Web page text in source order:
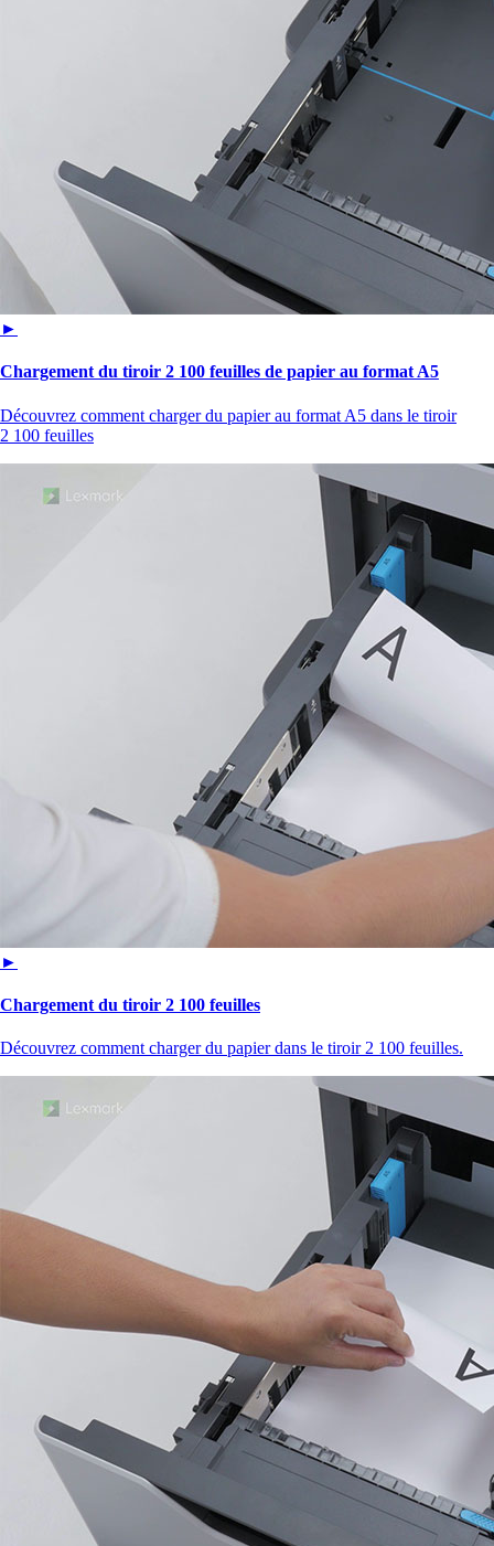
►
Chargement du tiroir 2 100 feuilles de papier au format A5
Découvrez comment charger du papier au format A5 dans le tiroir
2 100 feuilles
►
Chargement du tiroir 2 100 feuilles
Découvrez comment charger du papier dans le tiroir 2 100 feuilles.